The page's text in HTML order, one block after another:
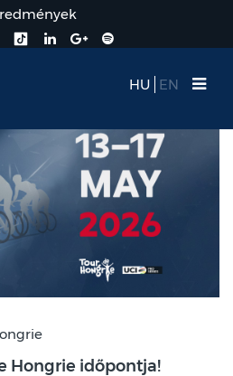
HU EN
Hongrie időpontja!